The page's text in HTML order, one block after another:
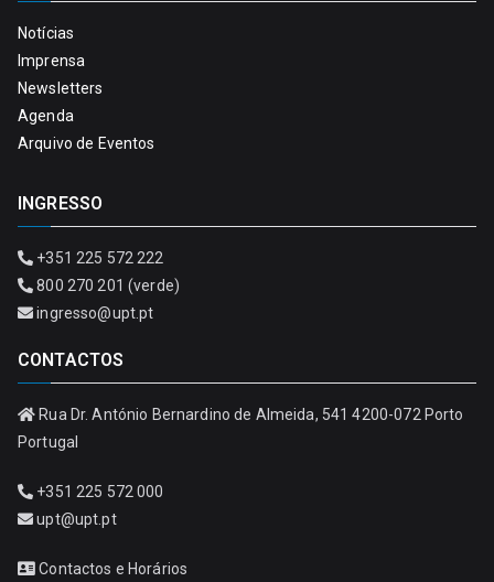
Notícias
Imprensa
Newsletters
Agenda
Arquivo de Eventos
INGRESSO
+351 225 572 222
800 270 201 (verde)
ingresso@upt.pt
CONTACTOS
Rua Dr. António Bernardino de Almeida, 541 4200-072 Porto
Portugal
+351 225 572 000
upt@upt.pt
Contactos e Horários